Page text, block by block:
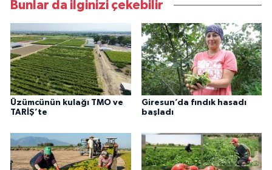
Bunlar da ilginizi çekebilir
Üzümcünün kulağı TMO ve
TARİŞ’te
Giresun’da fındık hasadı
başladı